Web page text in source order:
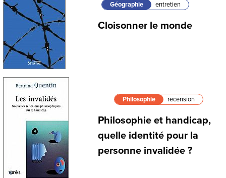
Géographie entretien
Cloisonner le monde
Philosophie recension
Philosophie et handicap,
quelle identité pour la
personne invalidée ?